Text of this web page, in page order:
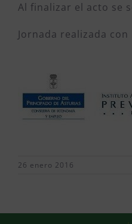
Al finalizar el acto se
Jornada realizada
26 enero 2016